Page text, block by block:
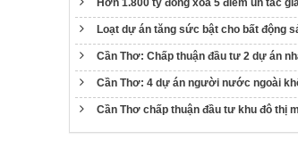
Loạt dự án tăng sức bật cho bất động
Cần Thơ: Chấp thuận đầu tư 2 dự án
Cần Thơ: 4 dự án người nước ngoài
Cần Thơ chấp thuận đầu tư khu đô thị